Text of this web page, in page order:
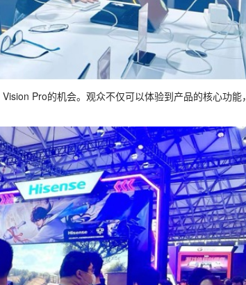
Pro的机会。观众不仅可以体验到产品的核心功能，